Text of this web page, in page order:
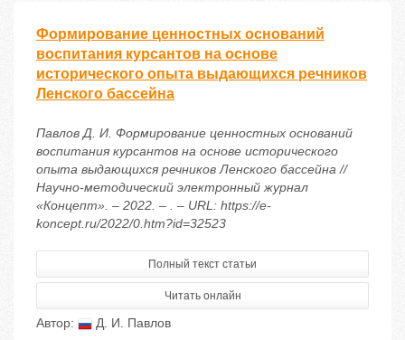
Формирование ценностных оснований
воспитания курсантов на основе
исторического опыта выдающихся речников
Ленского бассейна
Павлов Д. И. Формирование ценностных оснований
воспитания курсантов на основе исторического
опыта выдающихся речников Ленского бассейна //
Научно-методический электронный журнал
«Концепт». – 2022. – . – URL: https://e-
koncept.ru/2022/0.htm?id=32523
Полный текст статьи
Читать онлайн
Автор: Д. И. Павлов